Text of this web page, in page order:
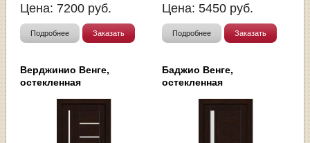
Цена: 7200 руб.
Подробнее Заказать
Цена: 5450 руб.
Подробнее Заказать
Верджинио Венге,
остекленная
Баджио Венге,
остекленная